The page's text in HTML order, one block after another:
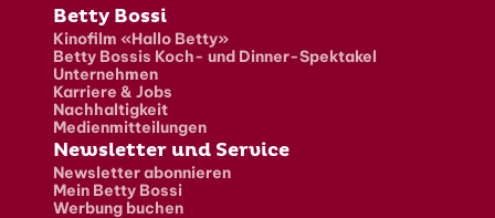
Fusszeile
Betty Bossi
Kinofilm «Hallo Betty»
Betty Bossis Koch- und Dinner-Spektakel
Unternehmen
Karriere & Jobs
Nachhaltigkeit
Medienmitteilungen
Newsletter und Service
Newsletter abonnieren
Mein Betty Bossi
Werbung buchen